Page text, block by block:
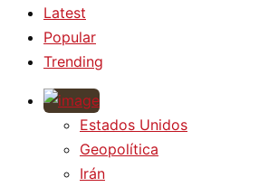
Latest
Popular
Trending
Estados Unidos
Geopolítica
Irán